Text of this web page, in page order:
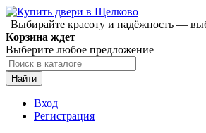
Выбирайте красоту и надёжность —
Корзина ждет
Выберите любое предложение
Найти
Вход
Регистрация